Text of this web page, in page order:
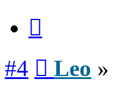
#4 Leo »